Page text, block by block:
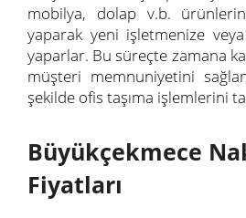
mobilya, dolap v.b.
yaparak yeni işletmenize
yaparlar. Bu süreçte zamana
müşteri memnuniyetini
şekilde ofis taşıma işlemlerini
Büyükçekmece
Fiyatları